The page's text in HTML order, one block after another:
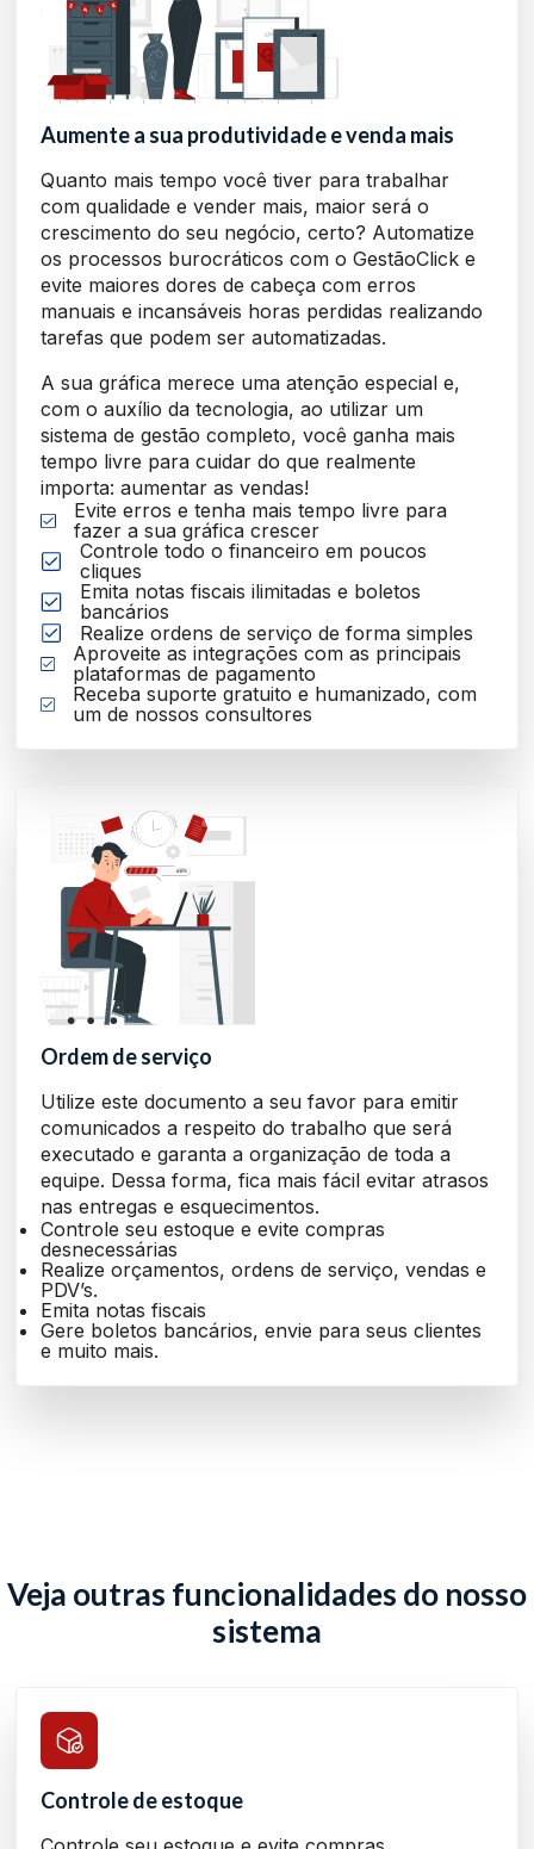
Aumente a sua produtividade e venda mais
Quanto mais tempo você tiver para trabalhar
com qualidade e vender mais, maior será o
crescimento do seu negócio, certo? Automatize
os processos burocráticos com o GestãoClick e
evite maiores dores de cabeça com erros
manuais e incansáveis horas perdidas realizando
tarefas que podem ser automatizadas.
A sua gráfica merece uma atenção especial e,
com o auxílio da tecnologia, ao utilizar um
sistema de gestão completo, você ganha mais
tempo livre para cuidar do que realmente
importa: aumentar as vendas!
Evite erros e tenha mais tempo livre para
fazer a sua gráfica crescer
Controle todo o financeiro em poucos
cliques
Emita notas fiscais ilimitadas e boletos
bancários
Realize ordens de serviço de forma simples
Aproveite as integrações com as principais
plataformas de pagamento
Receba suporte gratuito e humanizado, com
um de nossos consultores
Ordem de serviço
Utilize este documento a seu favor para emitir
comunicados a respeito do trabalho que será
executado e garanta a organização de toda a
equipe. Dessa forma, fica mais fácil evitar atrasos
nas entregas e esquecimentos.
Controle seu estoque e evite compras
desnecessárias
Realize orçamentos, ordens de serviço, vendas e
PDV’s.
Emita notas fiscais
Gere boletos bancários, envie para seus clientes
e muito mais.
Veja outras funcionalidades do nosso
sistema
Controle de estoque